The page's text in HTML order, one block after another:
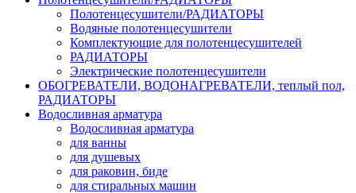
Полотенцесушители/РАДИАТОРЫ
Водяные полотенцесушители
Комплектующие для полотенцесушителей
РАДИАТОРЫ
Электрические полотенцесушители
ОБОГРЕВАТЕЛИ, ВОДОНАГРЕВАТЕЛИ, теплый пол,
РАДИАТОРЫ
Водосливная арматура
Водосливная арматура
для ванны
для душевых
для раковин, биде
для стиральных машин